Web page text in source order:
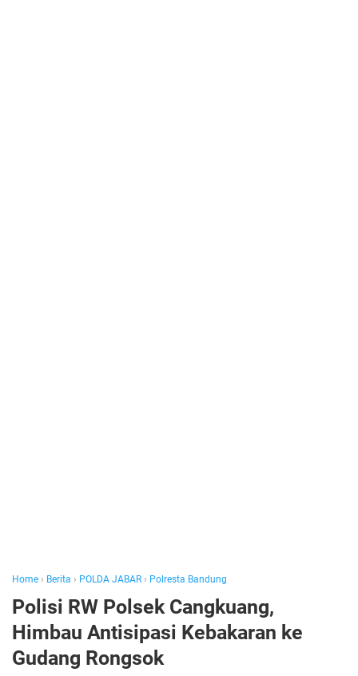
Home › Berita › POLDA JABAR › Polresta Bandung
Polisi RW Polsek Cangkuang,
Himbau Antisipasi Kebakaran ke
Gudang Rongsok